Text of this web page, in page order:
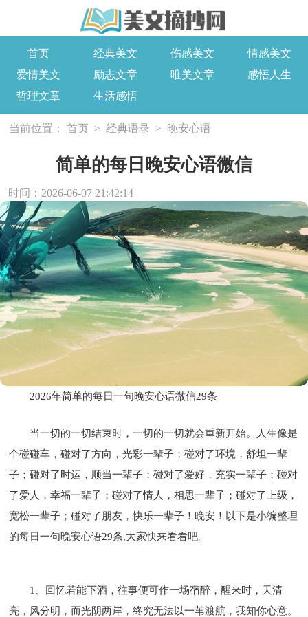
首页 经典美文 伤感美文
情感美文
爱情美文
励志文章 唯美文章
感悟人生
哲理文章
生活感悟
当前位置： 首页 > 经典语录 > 晚安心语
简单的每日晚安心语微信
时间：2026-06-07 21:42:14
2026年简单的每日一句晚安心语微信29条
当一切的一切结束时，一切的一切就会重新开始。人生像是
个碰碰车，碰对了方向，光彩一辈子；碰对了环境，舒坦一辈
子；碰对了时运，顺当一辈子；碰对了爱好，充实一辈子；碰对
了爱人，幸福一辈子；碰对了情人，相思一辈子；碰对了上级，
宽松一辈子；碰对了朋友，快乐一辈子！晚安！以下是小编整理
的每日一句晚安心语29条,大家快来看看吧。
1、回忆若能下酒，往事便可作一场宿醉，醒来时，天清
亮，风分明，而光阴两岸，终究无法以一苇渡航，我知你心意。